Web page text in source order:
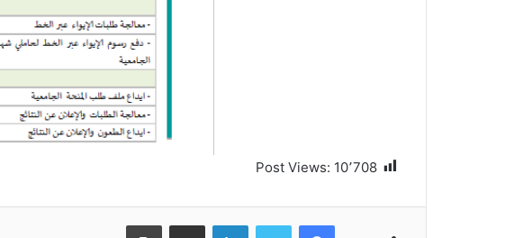
Post Views: 10٬708
فيسبوك تويتر لينكدإن مشاركة عبر البريد طباعة